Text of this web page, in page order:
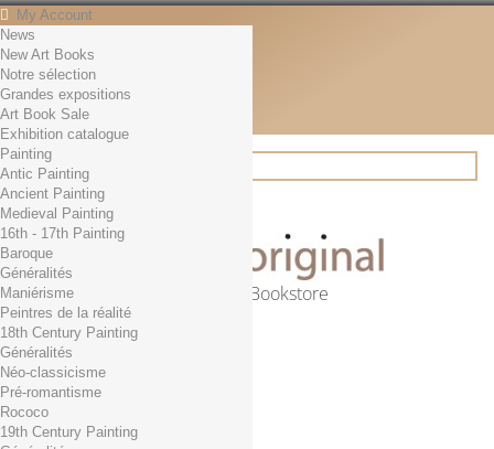
My Account
Contact
English
English
Français
News
Search
Online Art Bookstore
Cart (empty)
No products
Free shipping!
0,00 € Total
Check out
News
New Art Books
Notre sélection
Grandes expositions
Art Book Sale
Exhibition catalogue
Painting
Antic Painting
Ancient Painting
Medieval Painting
16th - 17th Painting
Baroque
Généralités
Maniérisme
Peintres de la réalité
18th Century Painting
Généralités
Néo-classicisme
Pré-romantisme
Rococo
19th Century Painting